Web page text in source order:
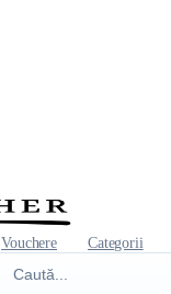
Vouchere Categorii